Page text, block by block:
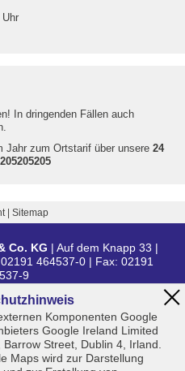
In dringenden Fällen auch
Jahr zum Ortstarif über unsere 24
Sitemap
Co. KG | Auf dem Knapp 33 |
02191 464537-0 | Fax: 02191
9
Komponenten Google
Google Ireland Limited
Barrow Street, Dublin 4, Irland.
Maps wird zur Darstellung